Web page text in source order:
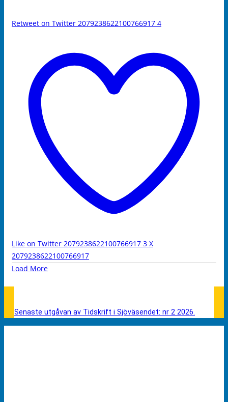
Retweet on Twitter 2079238622100766917 4
Like on Twitter 2079238622100766917 3 X
2079238622100766917
Load More
Senaste utgåvan av Tidskrift i Sjöväsendet: nr 2 2026.